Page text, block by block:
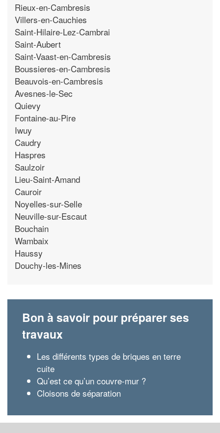
Rieux-en-Cambresis
Villers-en-Cauchies
Saint-Hilaire-Lez-Cambrai
Saint-Aubert
Saint-Vaast-en-Cambresis
Boussieres-en-Cambresis
Beauvois-en-Cambresis
Avesnes-le-Sec
Quievy
Fontaine-au-Pire
Iwuy
Caudry
Haspres
Saulzoir
Lieu-Saint-Amand
Cauroir
Noyelles-sur-Selle
Neuville-sur-Escaut
Bouchain
Wambaix
Haussy
Douchy-les-Mines
Bon à savoir pour préparer ses
travaux
Les différents types de briques en terre
cuite
Qu’est ce qu’un couvre-mur ?
Cloisons de séparation